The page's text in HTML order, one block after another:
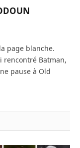
page blanche.
rencontré Batman,
pause à Old